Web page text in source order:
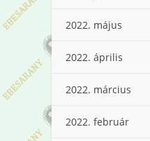
2022. május
2022. április
2022. március
2022. február